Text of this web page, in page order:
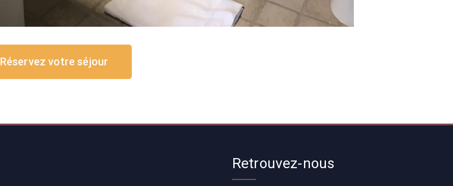
Réservez votre séjour
Retrouvez-nous